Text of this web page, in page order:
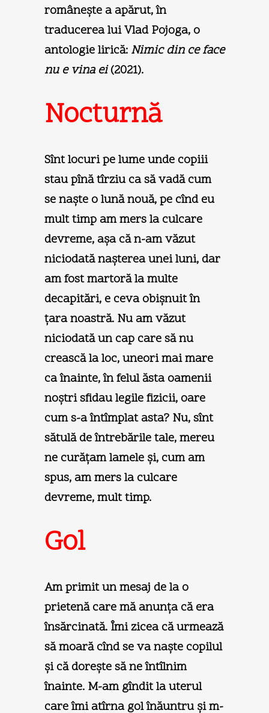
româneşte a apărut, în
traducerea lui Vlad Pojoga, o
antologie lirică: Nimic din ce face
nu e vina ei(2021).
Nocturnă
Sînt locuri pe lume unde copiii
stau pînă tîrziu ca să vadă cum
se naşte o lună nouă, pe cînd eu
mult timp am mers la culcare
devreme, aşa că n-am văzut
niciodată naşterea unei luni, dar
am fost martoră la multe
decapitări, e ceva obişnuit în
ţara noastră. Nu am văzut
niciodată un cap care să nu
crească la loc, uneori mai mare
ca înainte, în felul ăsta oamenii
noştri sfidau legile fizicii, oare
cum s-a întîmplat asta? Nu, sînt
sătulă de întrebările tale, mereu
ne curăţam lamele şi, cum am
spus, am mers la culcare
devreme, mult timp.
Gol
Am primit un mesaj de la o
prietenă care mă anunţa că era
însărcinată. Îmi zicea că urmează
să moară cînd se va naşte copilul
şi că doreşte să ne întîlnim
înainte. M-am gîndit la uterul
care îmi atîrna gol înăuntru şi m-